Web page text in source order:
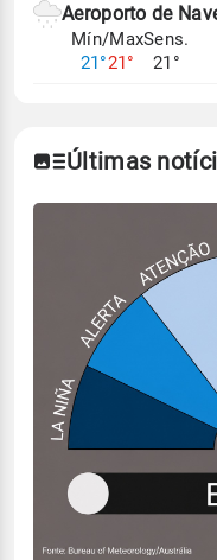
Aeroporto de
Mín/Max
21°21°
Sens.
21°
Últimas